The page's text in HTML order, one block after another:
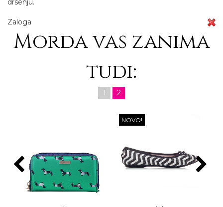
drsenju.
Zaloga
Morda vas zanima
tudi:
1 2
NOVO!